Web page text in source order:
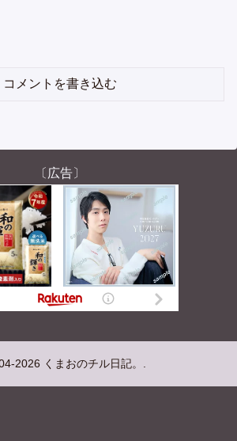
コメントを書き込む
〔広告〕
2026 くまおのチル日記。.